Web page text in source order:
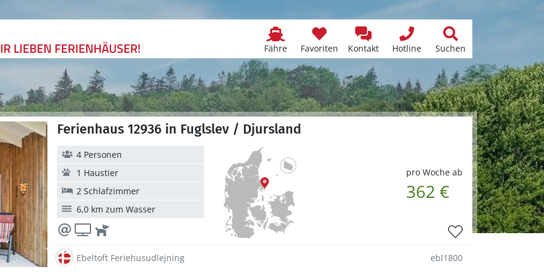
Fähre Favoriten Kontakt Hotline Suchen
Ferienhaus 12936 in Fuglslev / Djursland
pro Woche ab
362 €
4 Personen
1 Haustier
2 Schlafzimmer
6,0 km zum Wasser
Ebeltoft Feriehusudlejning ebl1800